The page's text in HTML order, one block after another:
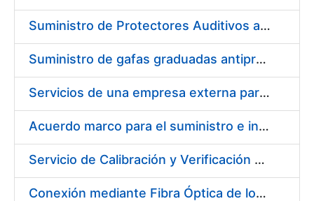
Suministro de Protectores Auditivos a medida para las personas trabajadoras de los Centros de Trabajo de Madrid y Burgos
Suministro de gafas graduadas antiproyecciones para los trabajadores de la FNMT-RCM en los centros de trabajo de Madrid y Burgos
Servicios de una empresa externa para el asesoramiento y resolución de los recursos de alzada que se presentan relacionados con procesos de selección para la FNMT-RCM
Acuerdo marco para el suministro e instalación de persianas, estores y otros complementos
Servicio de Calibración y Verificación Externa de los Equipos de Medición del Servicio de Prevención de la FNMT-RCM
Conexión mediante Fibra Óptica de los Centros de Proceso de Datos (CPDs) de las sedes de la FNMT-RCM de Burgos y Madrid